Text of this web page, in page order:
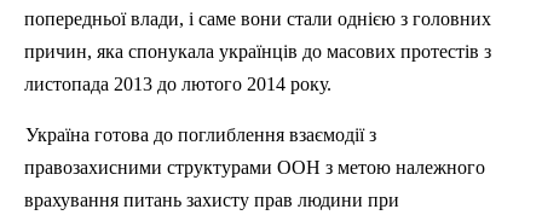
попередньої влади, і саме вони стали однією з головних
причин, яка спонукала українців до масових протестів з
листопада 2013 до лютого 2014 року.
Україна готова до поглиблення взаємодії з
правозахисними структурами ООН з метою належного
врахування питань захисту прав людини при